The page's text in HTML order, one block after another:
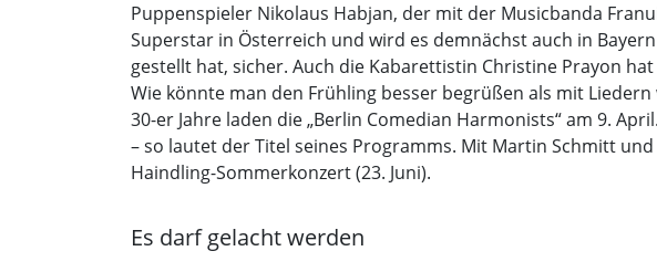
Puppenspieler Nikolaus Habjan, der mit der Musicbanda
Superstar in Österreich und wird es demnächst auch in
gestellt hat, sicher. Auch die Kabarettistin Christine Prayon
Wie könnte man den Frühling besser begrüßen als mit
30-er Jahre laden die „Berlin Comedian Harmonists“ am 9.
– so lautet der Titel seines Programms. Mit Martin Schmitt
Haindling-Sommerkonzert (23. Juni).
Es darf gelacht werden